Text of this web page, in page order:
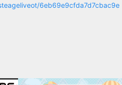
6eb69e9cfda7d7cbac9e